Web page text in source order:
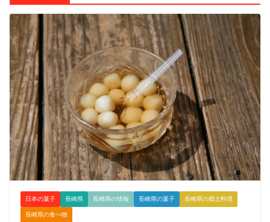
日本の菓子 長崎県 長崎県の情報 長崎県の菓子 長崎県の郷土料理
長崎県の食べ物